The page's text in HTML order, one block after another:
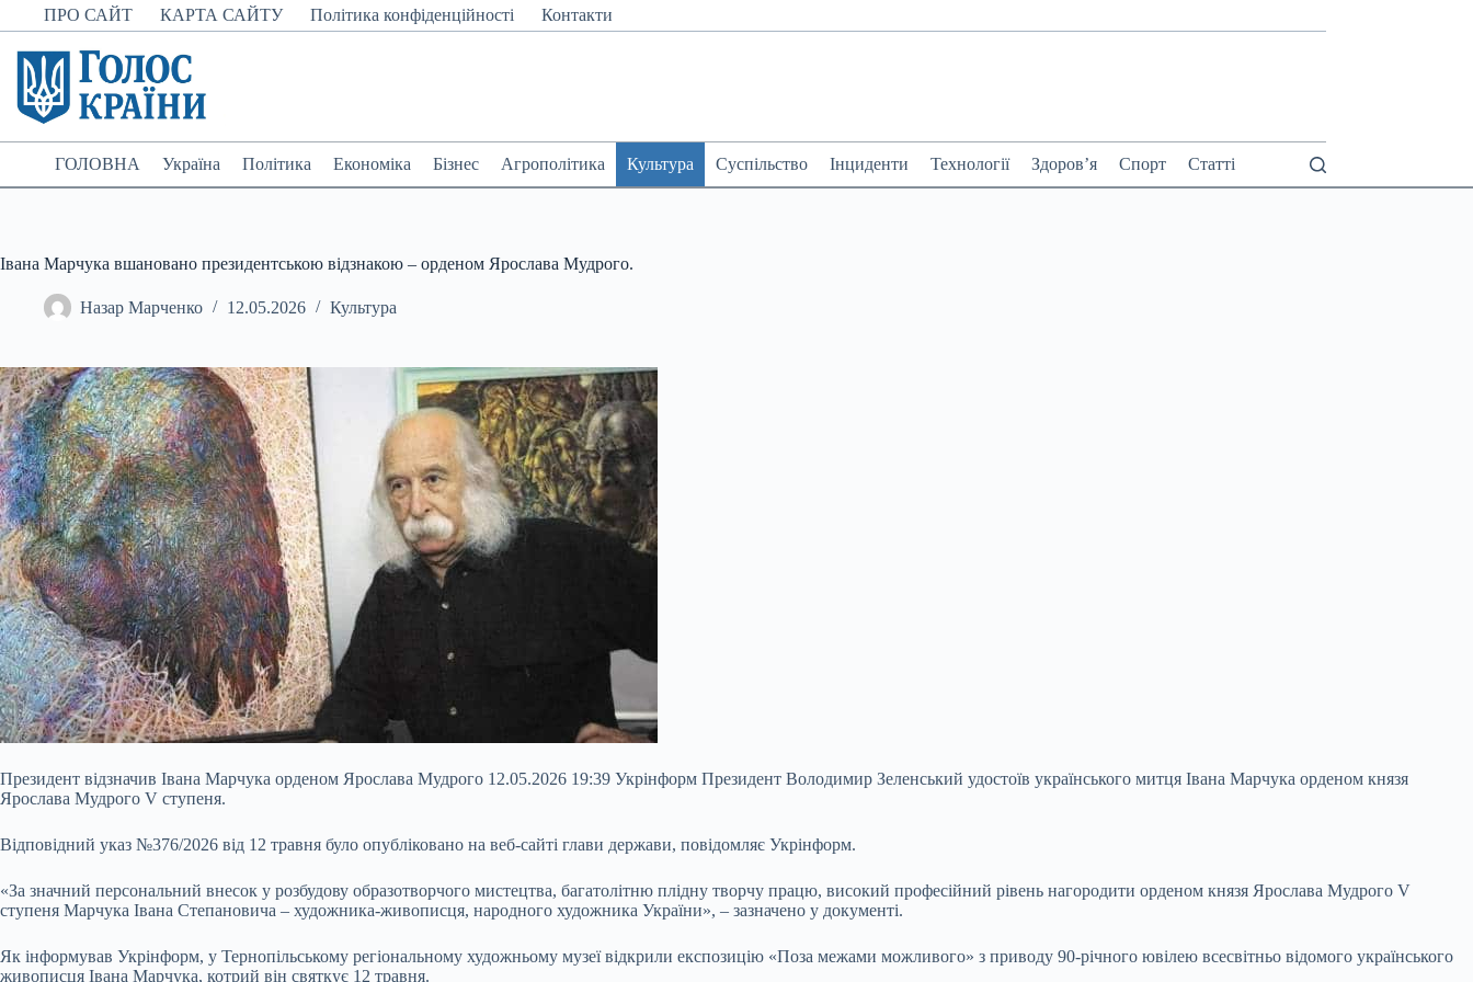
Перейти
до
вмісту
ПРО САЙТ КАРТА САЙТУ Політика конфіденційності Контакти
ГОЛОВНА Україна Політика Економіка Бізнес Агрополітика Культура Суспільство Інциденти Технології Здоров’я Спорт Статті
Івана Марчука вшановано президентською відзнакою – орденом Ярослава Мудрого.
Назар Марченко 12.05.2026 Культура
Президент відзначив Івана Марчука орденом Ярослава Мудрого 12.05.2026 19:39 Укрінформ Президент Володимир Зеленський удостоїв українського митця Івана Марчука орденом князя
Ярослава Мудрого V ступеня.
Відповідний указ №376/2026 від 12 травня було опубліковано на веб-сайті глави держави, повідомляє Укрінформ.
«За значний персональний внесок у розбудову образотворчого мистецтва, багатолітню плідну творчу працю, високий професійний рівень нагородити орденом князя Ярослава Мудрого V
ступеня Марчука Івана Степановича – художника-живописця, народного художника України», – зазначено у документі.
Як інформував Укрінформ, у Тернопільському регіональному художньому музеї відкрили експозицію «Поза межами можливого» з приводу 90-річного ювілею всесвітньо відомого українського
живописця Івана Марчука, котрий він святкує 12 травня.